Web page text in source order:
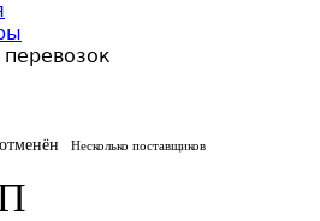
Несколько поставщиков